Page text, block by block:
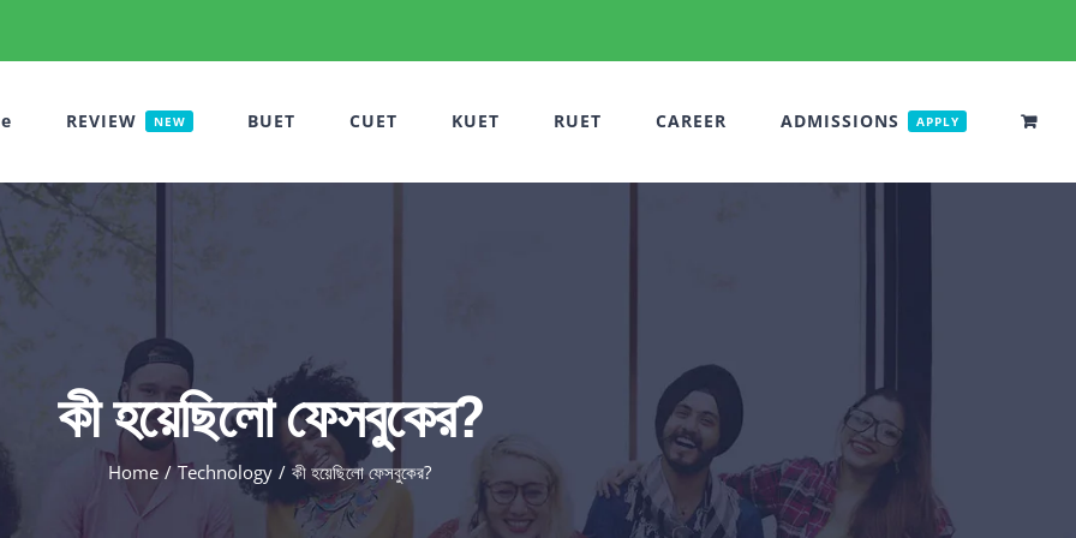
REVIEW NEW BUET CUET KUET RUET CAREER ADMISSIONS APPLY
কী হয়েছিলো ফেসবুকের?
Home Technology কী হয়েছিলো ফেসবুকের?